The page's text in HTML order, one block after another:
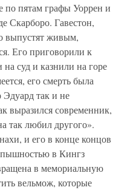
по пятам графы Уоррен и
Скарборо. Гавестон,
выпустят живым,
Его приговорили к
суд и казнили на горе
его смерть была
так и не
выразился современник,
так любил другого».
и его в конце концов
пышностью в Кингз
в мемориальную
вельмож, которые